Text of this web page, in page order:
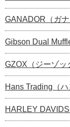
GANADOR（ガナ
Gibson Dual
GZOX（ジーゾッ
Hans Trading（ハ
HARLEY